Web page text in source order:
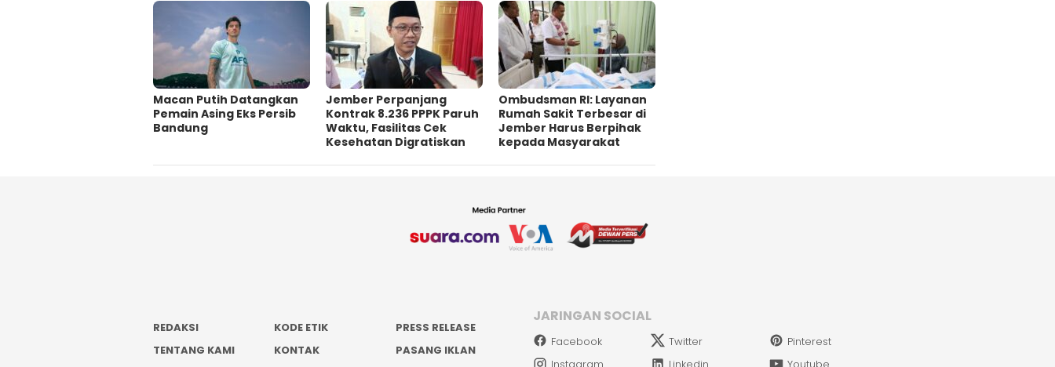
Macan Putih Datangkan
Pemain Asing Eks Persib
Bandung
Jember Perpanjang
Kontrak 8.236 PPPK Paruh
Waktu, Fasilitas Cek
Kesehatan Digratiskan
Ombudsman RI: Layanan
Rumah Sakit Terbesar di
Jember Harus Berpihak
kepada Masyarakat
REDAKSI KODE ETIK
PRESS RELEASE
TENTANG KAMI
KONTAK
PASANG IKLAN
JARINGAN SOCIAL
Facebook Twitter
Pinterest